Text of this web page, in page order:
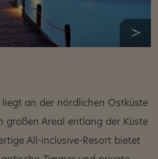
liegt an der nördlichen Ostküste
großen Areal entlang der Küste
All-inclusive-Resort bietet